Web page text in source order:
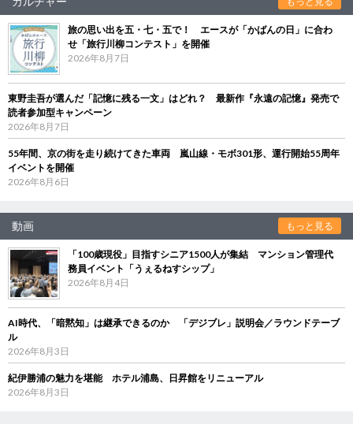
旅の思い出を五・七・五で！ エースが「かばんの日」に合わ
せ「旅行川柳コンテスト」を開催
2026年8月7日
東野圭吾が選んだ「記憶に残る一文」はどれ？ 最新作『永遠の記憶』発売で
読者参加型キャンペーン
2026年8月7日
55年間、京の街を走り続けてきた車両 嵐山線・モボ301形、運行開始55周年
イベントを開催
2026年8月6日
動画 もっと見る
「100歳現役」目指すシニア1500人が集結 マンション管理代
務員イベント「うぇるねすシップ」
2026年8月4日
AI時代、「暗黙知」は継承できるのか 「デジブレ」説明会／ラウンドテーブ
ル
2026年8月3日
紀伊勝浦の魅力を堪能 ホテル浦島、日昇館をリニューアル
2026年8月3日